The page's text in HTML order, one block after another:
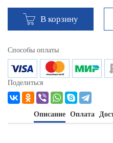
В корзину
Способы оплаты
Поделиться
Описание Оплата